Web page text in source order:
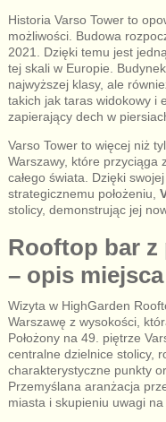
Historia Varso Tower to
możliwości. Budowa
2021. Dzięki temu jest
tej skali w Europie.
najwyższej klasy, ale
takich jak taras widokowy i
zapierający dech w
Varso Tower to więcej niż
Warszawy, które przyciąga
całego świata. Dzięki
strategicznemu położeniu,
stolicy, demonstrując jej
Rooftop bar z
– opis
Wizyta w HighGarden
Warszawę z wysokości,
Położony na 49. piętrze
centralne dzielnice stolicy,
charakterystyczne punkty
Przemyślana aranżacja
miasta i skupieniu uwagi na